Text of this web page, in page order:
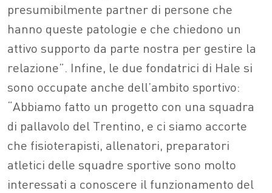
presumibilmente partner di persone che
hanno queste patologie e che chiedono un
attivo supporto da parte nostra per gestire la
relazione”. Infine, le due fondatrici di Hale si
sono occupate anche dell’ambito sportivo:
“Abbiamo fatto un progetto con una squadra
di pallavolo del Trentino, e ci siamo accorte
che fisioterapisti, allenatori, preparatori
atletici delle squadre sportive sono molto
interessati a conoscere il funzionamento del